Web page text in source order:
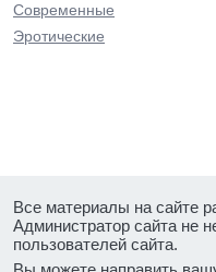
Современные
Эротические
Все материалы на сайте
Администратор сайта не
пользователей сайта.